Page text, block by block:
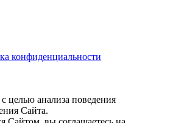
конфиденциальности
целью анализа поведения
Сайта.